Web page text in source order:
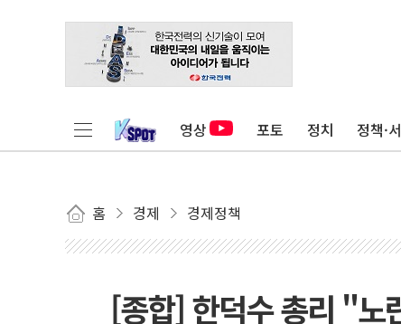
영상 포토 정치 정책·
홈 경제 경제정책
[종합] 한덕수 총리 "노